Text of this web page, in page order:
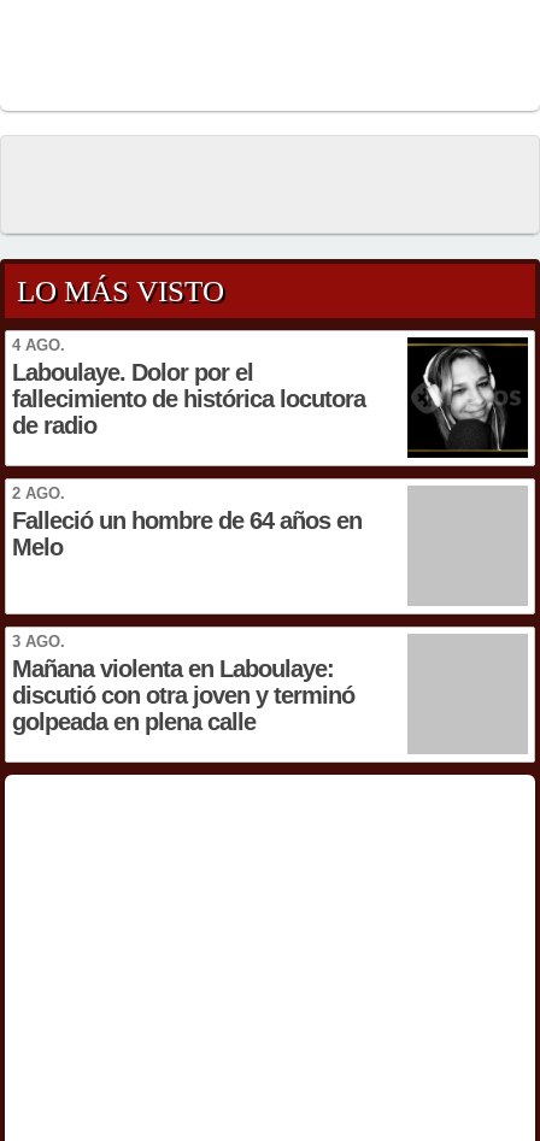
LO MÁS VISTO
4 AGO.
Laboulaye. Dolor por el
fallecimiento de histórica locutora
de radio
2 AGO.
Falleció un hombre de 64 años en
Melo
3 AGO.
Mañana violenta en Laboulaye:
discutió con otra joven y terminó
golpeada en plena calle